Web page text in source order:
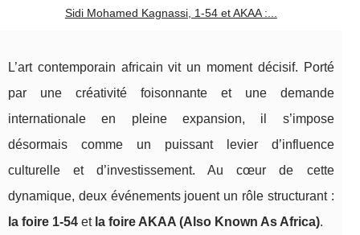
Sidi Mohamed Kagnassi, 1‑54 et AKAA :...
L’art contemporain africain vit un moment décisif. Porté
par une créativité foisonnante et une demande
internationale en pleine expansion, il s’impose
désormais comme un puissant levier d’influence
culturelle et d’investissement. Au cœur de cette
dynamique, deux événements jouent un rôle structurant :
la foire 1‑54 et la foire AKAA (Also Known As Africa).